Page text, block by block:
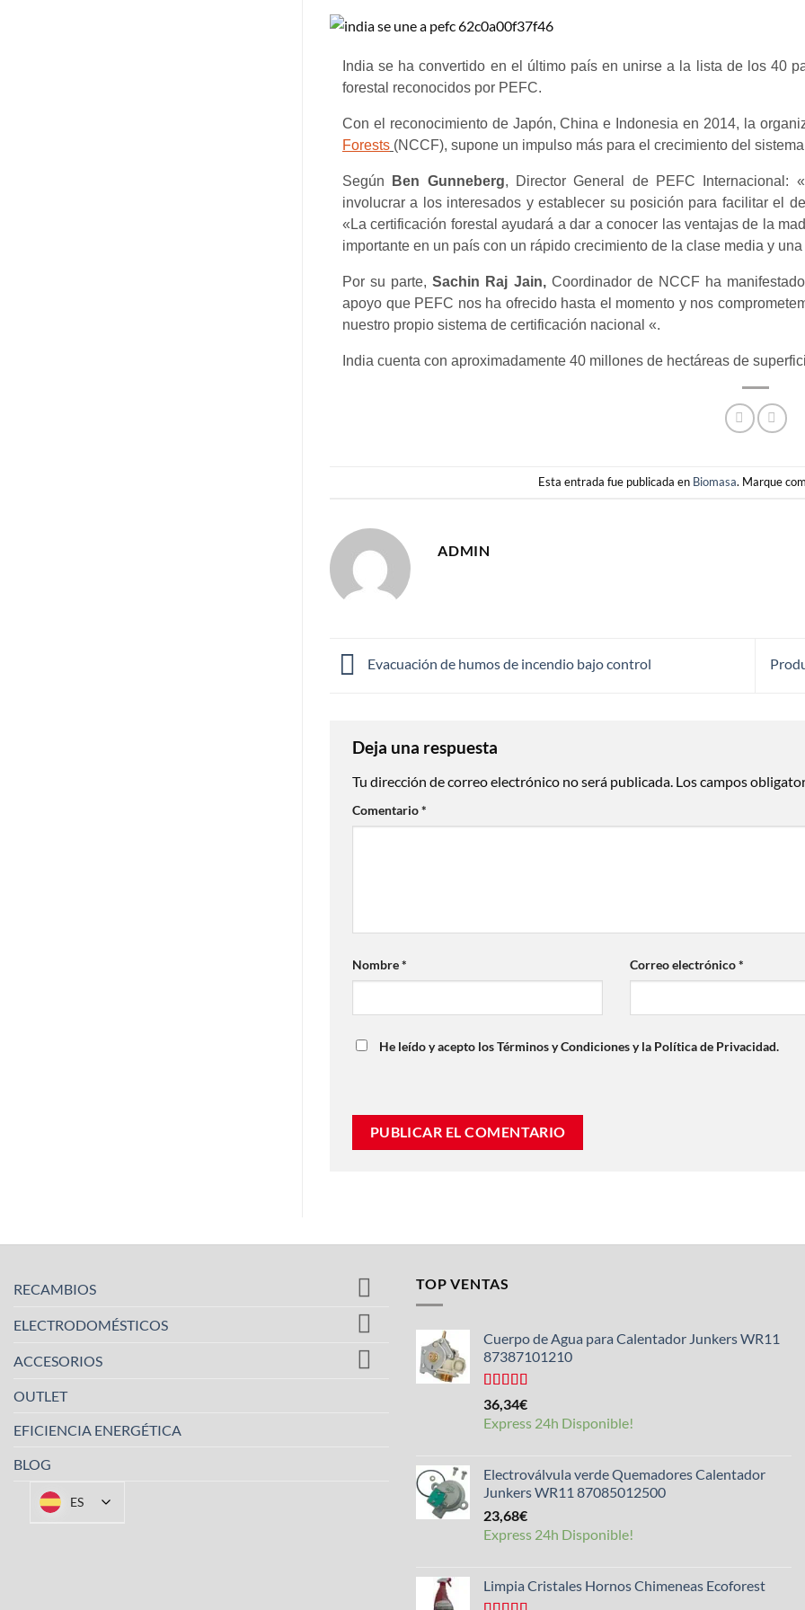
India se ha convertido en el último país en unirse a la lista de los 40
forestal reconocidos por PEFC.
Con el reconocimiento de Japón, China e Indonesia en 2014, la
Forests (NCCF), supone un impulso más para el crecimiento del
Según Ben Gunneberg, Director General de PEFC Internacional:
involucrar a los interesados ​​y establecer su posición para facilitar el
«La certificación forestal ayudará a dar a conocer las ventajas de la
importante en un país con un rápido crecimiento de la clase media y
Por su parte,Sachin Raj Jain,Coordinador de NCCF ha
apoyo que PEFC nos ha ofrecido hasta el momento y nos
nuestro propio sistema de certificación nacional «.
India cuenta con aproximadamente 40 millones de hectáreas de
Esta entrada fue publicada en Biomasa. Marque
ADMIN
Evacuación de humos de incendio bajo control
Deja una respuesta
Tu dirección de correo electrónico no será publicada. Los campos
Comentario*
Nombre* Correo electrónico*
He leído y acepto los Términos y Condiciones y la Política de Privacidad.
RECAMBIOS
ELECTRODOMÉSTICOS
ACCESORIOS
OUTLET
EFICIENCIA ENERGÉTICA
BLOG
ES
TOP VENTAS
Cuerpo de Agua para Calentador Junkers WR11
87387101210
Valorado
con
de 5
36,34€
Express 24h Disponible!
Electroválvula verde Quemadores Calentador
Junkers WR11 87085012500
23,68€
Express 24h Disponible!
Limpia Cristales Hornos Chimeneas Ecoforest